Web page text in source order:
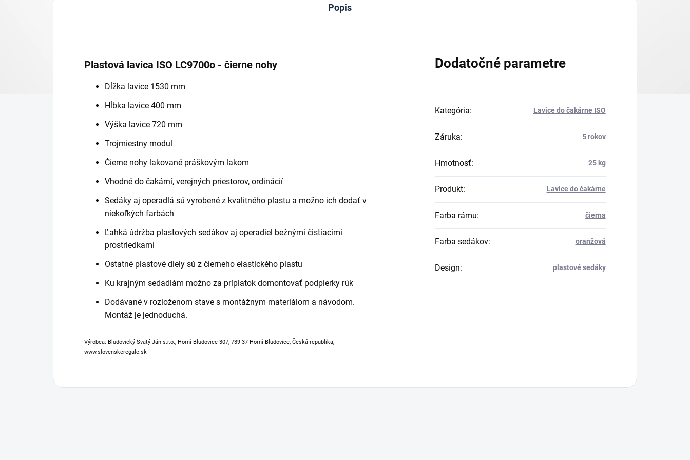
Popis
Plastová lavica ISO LC9700o - čierne nohy
Dĺžka lavice 1530 mm
Hĺbka lavice 400 mm
Výška lavice 720 mm
Trojmiestny modul
Čierne nohy lakované práškovým lakom
Vhodné do čakární, verejných priestorov, ordinácií
Sedáky aj operadlá sú vyrobené z kvalitného plastu a možno ich dodať v
niekoľkých farbách
Ľahká údržba plastových sedákov aj operadiel bežnými čistiacimi
prostriedkami
Ostatné plastové diely sú z čierneho elastického plastu
Ku krajným sedadlám možno za príplatok domontovať podpierky rúk
Dodávané v rozloženom stave s montážnym materiálom a návodom.
Montáž je jednoduchá.
Výrobca: Bludovický Svatý Ján s.r.o., Horní Bludovice 307, 739 37 Horní Bludovice, Česká republika,
www.slovenskeregale.sk
Dodatočné parametre
Kategória: Lavice do čakárne ISO
Záruka: 5 rokov
Hmotnosť: 25 kg
Produkt: Lavice do čakárne
Farba rámu: čierna
Farba sedákov: oranžová
Design: plastové sedáky